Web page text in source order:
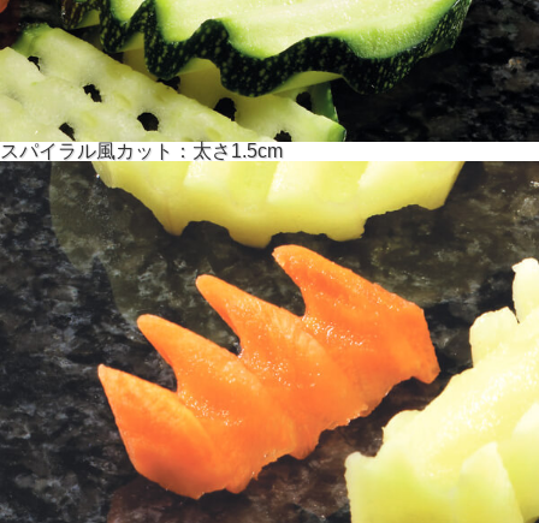
スパイラル風カット：太さ1.5cm